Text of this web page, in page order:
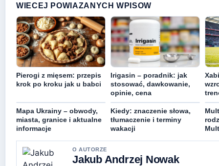
WIECEJ POWIAZANYCH WPISOW
Pierogi z mięsem: przepis
krok po kroku jak u babci
Irigasin – poradnik: jak
stosować, dawkowanie,
opinie, cena
Mapa Ukrainy – obwody,
miasta, granice i aktualne
informacje
Kiedy: znaczenie słowa,
tłumaczenie i terminy
wakacji
O AUTORZE
Jakub Andrzej Nowak